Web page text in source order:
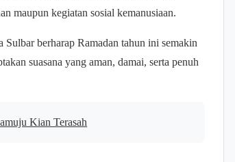
maupun kegiatan sosial kemanusiaan.
Sulbar berharap Ramadan tahun ini semakin
suasana yang aman, damai, serta penuh
Kian Terasah